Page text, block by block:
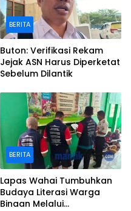
BERITA
Buton: Verifikasi Rekam
Jejak ASN Harus Diperketat
Sebelum Dilantik
BERITA
Lapas Wahai Tumbuhkan
Budaya Literasi Warga
Binaan Melalui